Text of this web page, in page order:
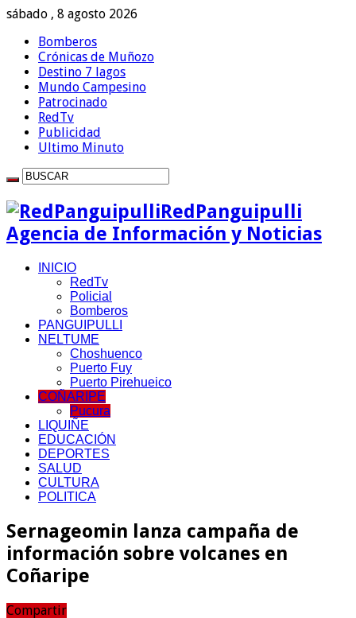
sábado , 8 agosto 2026
Bomberos
Crónicas de Muñozo
Destino 7 lagos
Mundo Campesino
Patrocinado
RedTv
Publicidad
Ultimo Minuto
RedPanguipulli
Agencia de Información y Noticias
INICIO
RedTv
Policial
Bomberos
PANGUIPULLI
NELTUME
Choshuenco
Puerto Fuy
Puerto Pirehueico
COÑARIPE
Pucura
LIQUIÑE
EDUCACIÓN
DEPORTES
SALUD
CULTURA
POLITICA
Sernageomin lanza campaña de
información sobre volcanes en
Coñaripe
Compartir